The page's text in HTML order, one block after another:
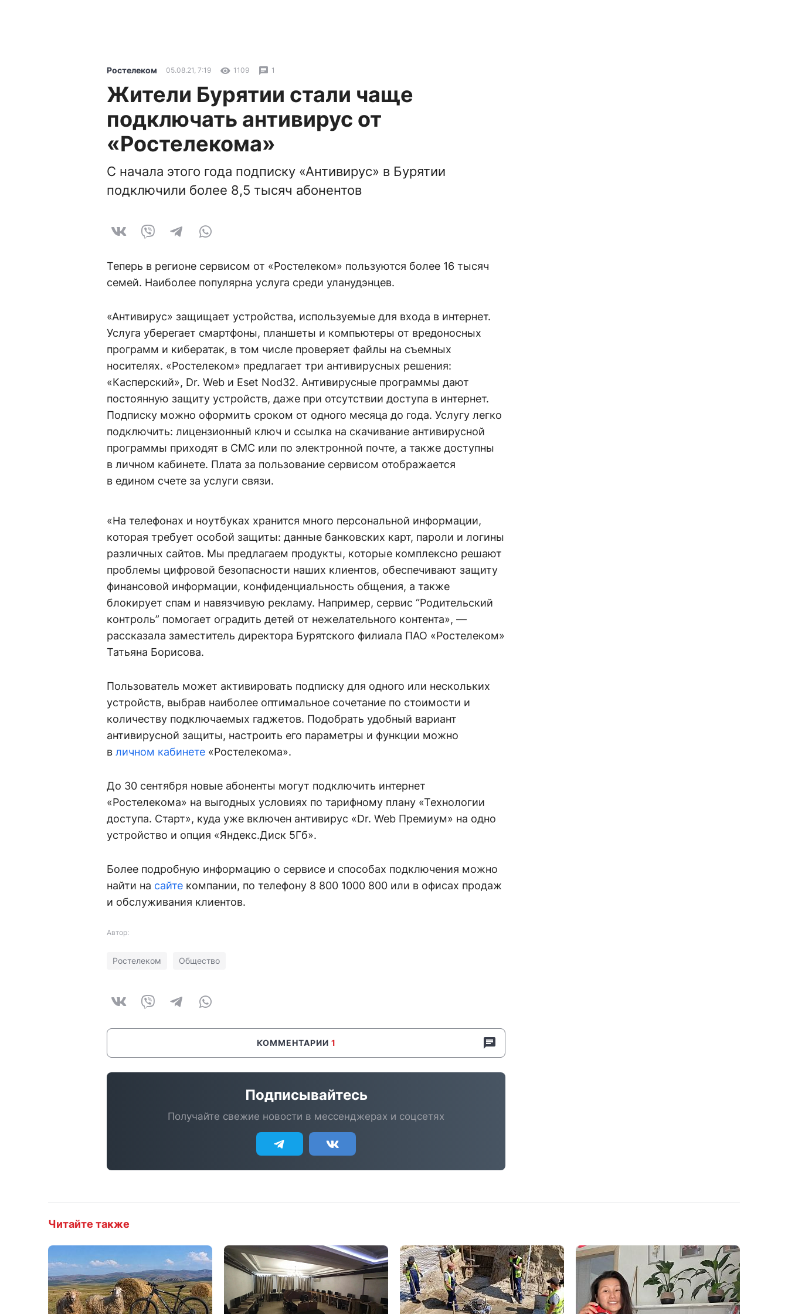
Ростелеком 05.08.21, 7:19 1109 1
Жители Бурятии стали чаще
подключать антивирус от
«Ростелекома»
С начала этого года подписку «Антивирус» в Бурятии
подключили более 8,5 тысяч абонентов
Теперь в регионе сервисом от «Ростелеком» пользуются более 16 тысяч
семей. Наиболее популярна услуга среди уланудэнцев.
«Антивирус» защищает устройства, используемые для входа в интернет.
Услуга уберегает смартфоны, планшеты и компьютеры от вредоносных
программ и кибератак, в том числе проверяет файлы на съемных
носителях. «Ростелеком» предлагает три антивирусных решения:
«Касперский», Dr. Web и Eset Nod32. Антивирусные программы дают
постоянную защиту устройств, даже при отсутствии доступа в интернет.
Подписку можно оформить сроком от одного месяца до года. Услугу легко
подключить: лицензионный ключ и ссылка на скачивание антивирусной
программы приходят в СМС или по электронной почте, а также доступны
в личном кабинете. Плата за пользование сервисом отображается
в едином счете за услуги связи.
«На телефонах и ноутбуках хранится много персональной информации,
которая требует особой защиты: данные банковских карт, пароли и логины
различных сайтов. Мы предлагаем продукты, которые комплексно решают
проблемы цифровой безопасности наших клиентов, обеспечивают защиту
финансовой информации, конфиденциальность общения, а также
блокирует спам и навязчивую рекламу. Например, сервис “Родительский
контроль” помогает оградить детей от нежелательного контента», —
рассказала заместитель директора Бурятского филиала ПАО «Ростелеком»
Татьяна Борисова.
Пользователь может активировать подписку для одного или нескольких
устройств, выбрав наиболее оптимальное сочетание по стоимости и
количеству подключаемых гаджетов. Подобрать удобный вариант
антивирусной защиты, настроить его параметры и функции можно
в личном кабинете «Ростелекома».
До 30 сентября новые абоненты могут подключить интернет
«Ростелекома» на выгодных условиях по тарифному плану «Технологии
доступа. Старт», куда уже включен антивирус «Dr. Web Премиум» на одно
устройство и опция «Яндекс.Диск 5Гб».
Более подробную информацию о сервисе и способах подключения можно
найти на сайте компании, по телефону 8 800 1000 800 или в офисах продаж
и обслуживания клиентов.
Автор:
Ростелеком Общество
КОММЕНТАРИИ 1
Подписывайтесь
Получайте свежие новости в мессенджерах и соцсетях
Читайте также